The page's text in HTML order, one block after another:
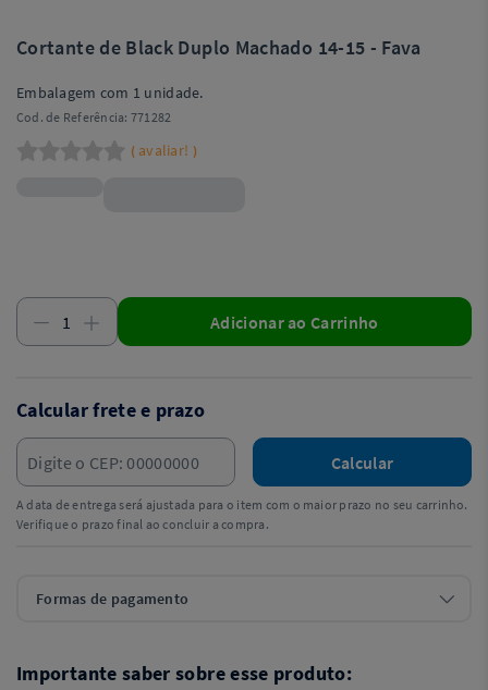
Cortante de Black Duplo Machado 14-15 - Fava
Embalagem com 1 unidade.
Cod. de Referência: 771282
( avaliar! )
Adicionar ao Carrinho
Calcular frete e prazo
Calcular
A data de entrega será ajustada para o item com o maior prazo no seu carrinho.
Verifique o prazo final ao concluir a compra.
Formas de pagamento
Importante saber sobre esse produto: